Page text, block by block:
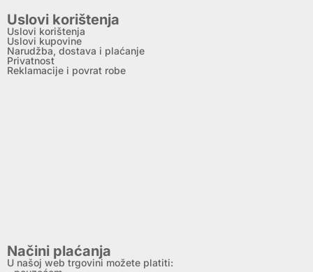
Uslovi korištenja
Uslovi korištenja
Uslovi kupovine
Narudžba, dostava i plaćanje
Privatnost
Reklamacije i povrat robe
Načini plaćanja
U našoj web trgovini možete platiti: